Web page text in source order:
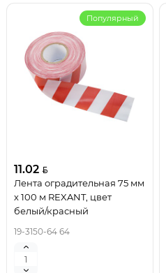
Популярный
11.02
Лента оградительная 75 мм
х 100 м REXANT, цвет
белый/красный
19-3150-64 64